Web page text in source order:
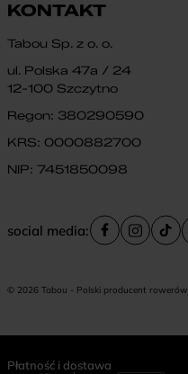
KONTAKT
Tabou Sp. z o. o.
ul. Polska 47a / 24
12-100 Szczytno
Regon: 380290590
KRS: 0000882700
NIP: 7451850098
social media:
© 2026 Tabou - Polski producent rowerów
Płatność i dostawa